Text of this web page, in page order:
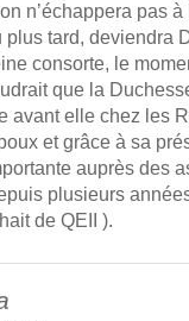
n’échappera pas
tard, deviendra
consorte, le
que la
avant elle chez les
et grâce à sa
auprès des
plusieurs
de QEII ).